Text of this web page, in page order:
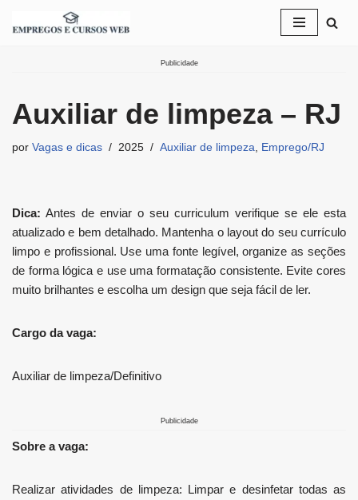
Publicidade
Auxiliar de limpeza – RJ
por Vagas e dicas 2025 Auxiliar de limpeza Emprego/RJ
Dica: Antes de enviar o seu curriculum verifique se ele esta
atualizado e bem detalhado. Mantenha o layout do seu currículo
limpo e profissional. Use uma fonte legível, organize as seções
de forma lógica e use uma formatação consistente. Evite cores
muito brilhantes e escolha um design que seja fácil de ler.
Cargo da vaga:
Auxiliar de limpeza/Definitivo
Publicidade
Sobre a vaga:
Realizar atividades de limpeza: Limpar e desinfetar todas as